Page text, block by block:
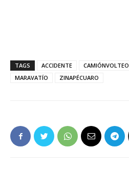
TAGS ACCIDENTE CAMIÓNVOLTEO
MARAVATÍO
ZINAPÉCUARO